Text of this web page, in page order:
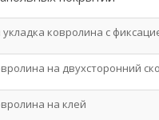
ковролина с
на двухсторонний
на клей